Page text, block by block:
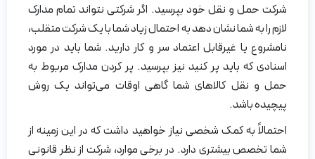
شرکت حمل و نقل خود بپرسید. اگر شرکتی نتواند تمام مدارک
لازم را به شما نشان دهد به احتمال زیاد شما با یک شرکت متقلب،
نامشروع یا غیرقابل اعتماد سر و کار دارید. شما باید در مورد
اسنادی که باید پر کنید نیز بپرسید. پر کردن مدارک مربوط به
حمل و نقل کالاهای شما گاهی اوقات می‌تواند یک روش
پیچیده باشد.
احتمالاً به کمک شخصی نیاز خواهید داشت که در این زمینه از
شما تخصص بیشتری دارد. در برخی موارد، شرکت از نظر قانونی